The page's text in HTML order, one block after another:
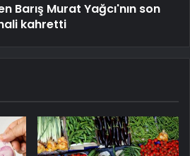
Barış Murat Yağcı'nın son
kahretti